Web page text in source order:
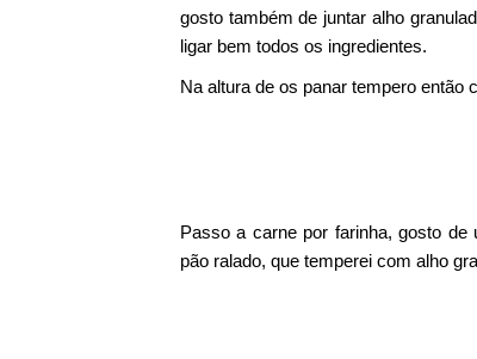
gosto também de juntar alho
ligar bem todos os ingredientes.
Na altura de os panar tempero então
Passo a carne por farinha, gosto
pão ralado, que temperei com alho